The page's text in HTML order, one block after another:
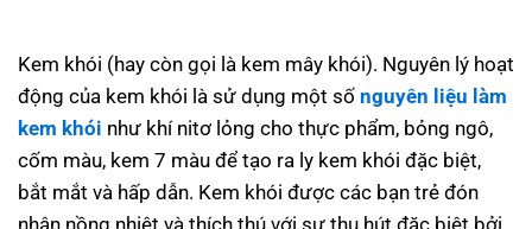
Kem khói (hay còn gọi là kem mây khói). Nguyên lý hoạt
động của kem khói là sử dụng một số nguyên liệu làm
kem khói như khí nitơ lỏng cho thực phẩm, bỏng ngô,
cốm màu, kem 7 màu để tạo ra ly kem khói đặc biệt,
bắt mắt và hấp dẫn. Kem khói được các bạn trẻ đón